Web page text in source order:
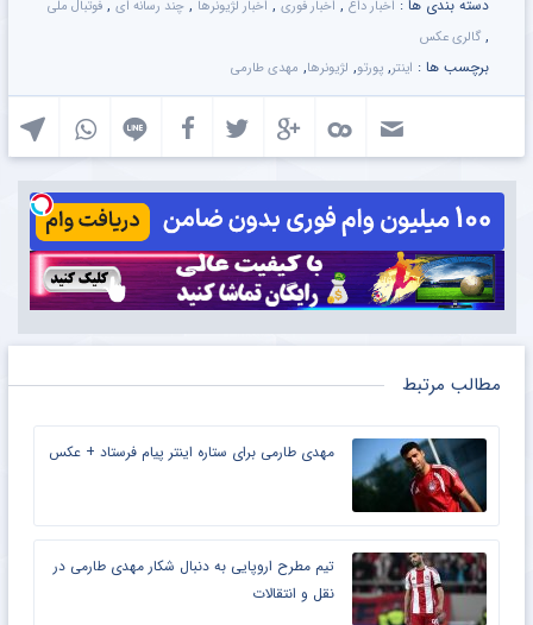
دسته بندی ها : اخبار داغ , اخبار فوری , اخبار لژیونرها , چند رسانه ای , فوتبال ملی
, گالری عکس
برچسب ها : اینتر, پورتو, لژیونرها, مهدی طارمی
مطالب مرتبط
مهدی طارمی برای ستاره اینتر پیام فرستاد + عکس
تیم مطرح اروپایی به دنبال شکار مهدی طارمی در
نقل و انتقالات